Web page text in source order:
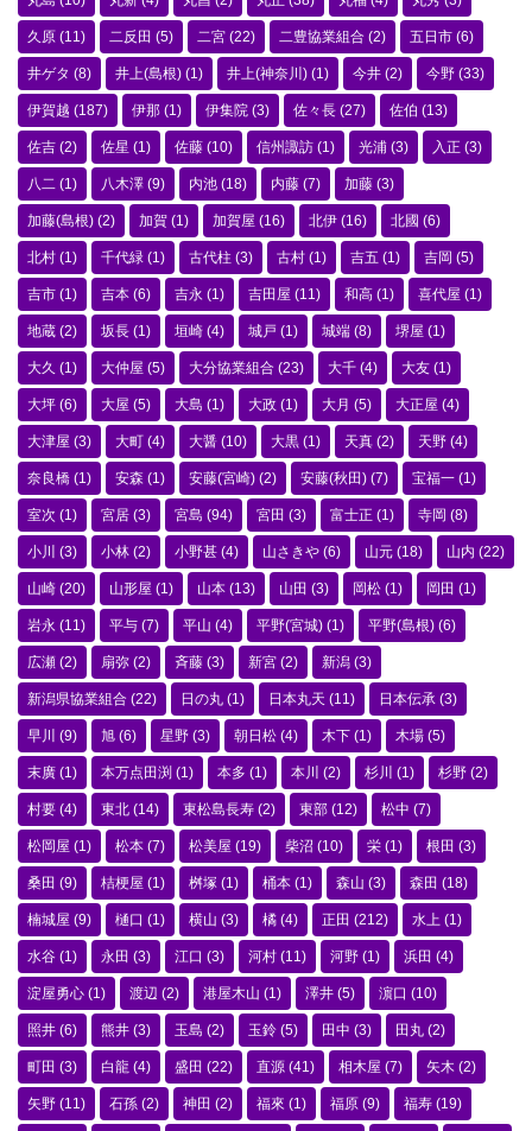
久原 (11) 二反田 (5) 二宮 (22) 二豊協業組合 (2) 五日市 (6)
井ゲタ (8) 井上(島根) (1) 井上(神奈川) (1) 今井 (2) 今野 (33)
伊賀越 (187) 伊那 (1) 伊集院 (3) 佐々長 (27) 佐伯 (13)
佐吉 (2) 佐星 (1) 佐藤 (10) 信州諏訪 (1) 光浦 (3) 入正 (3)
八二 (1) 八木澤 (9) 内池 (18) 内藤 (7) 加藤 (3)
加藤(島根) (2) 加賀 (1) 加賀屋 (16) 北伊 (16) 北國 (6)
北村 (1) 千代緑 (1) 古代柱 (3) 古村 (1) 吉五 (1) 吉岡 (5)
吉市 (1) 吉本 (6) 吉永 (1) 吉田屋 (11) 和高 (1) 喜代屋 (1)
地蔵 (2) 坂長 (1) 垣崎 (4) 城戸 (1) 城端 (8) 堺屋 (1)
大久 (1) 大仲屋 (5) 大分協業組合 (23) 大千 (4) 大友 (1)
大坪 (6) 大屋 (5) 大島 (1) 大政 (1) 大月 (5) 大正屋 (4)
大津屋 (3) 大町 (4) 大醤 (10) 大黒 (1) 天真 (2) 天野 (4)
奈良橋 (1) 安森 (1) 安藤(宮崎) (2) 安藤(秋田) (7) 宝福一 (1)
室次 (1) 宮居 (3) 宮島 (94) 宮田 (3) 富士正 (1) 寺岡 (8)
小川 (3) 小林 (2) 小野甚 (4) 山さきや (6) 山元 (18) 山内 (22)
山崎 (20) 山形屋 (1) 山本 (13) 山田 (3) 岡松 (1) 岡田 (1)
岩永 (11) 平与 (7) 平山 (4) 平野(宮城) (1) 平野(島根) (6)
広瀬 (2) 扇弥 (2) 斉藤 (3) 新宮 (2) 新潟 (3)
新潟県協業組合 (22) 日の丸 (1) 日本丸天 (11) 日本伝承 (3)
早川 (9) 旭 (6) 星野 (3) 朝日松 (4) 木下 (1) 木場 (5)
末廣 (1) 本万点田渕 (1) 本多 (1) 本川 (2) 杉川 (1) 杉野 (2)
村要 (4) 東北 (14) 東松島長寿 (2) 東部 (12) 松中 (7)
松岡屋 (1) 松本 (7) 松美屋 (19) 柴沼 (10) 栄 (1) 根田 (3)
桑田 (9) 桔梗屋 (1) 桝塚 (1) 桶本 (1) 森山 (3) 森田 (18)
楠城屋 (9) 樋口 (1) 横山 (3) 橘 (4) 正田 (212) 水上 (1)
水谷 (1) 永田 (3) 江口 (3) 河村 (11) 河野 (1) 浜田 (4)
淀屋勇心 (1) 渡辺 (2) 港屋木山 (1) 澤井 (5) 濵口 (10)
照井 (6) 熊井 (3) 玉島 (2) 玉鈴 (5) 田中 (3) 田丸 (2)
町田 (3) 白龍 (4) 盛田 (22) 直源 (41) 相木屋 (7) 矢木 (2)
矢野 (11) 石孫 (2) 神田 (2) 福來 (1) 福原 (9) 福寿 (19)